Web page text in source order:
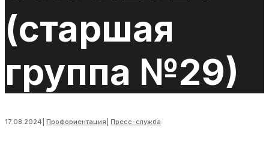
(старшая
группа №29)
17.08.2024 Профориентация Пресс-служба